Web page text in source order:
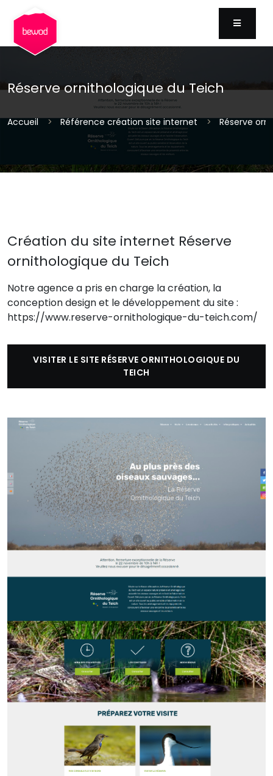
MENU
Réserve ornithologique du Teich
Accueil Référence création site internet Réserve
Création du site internet Réserve
ornithologique du Teich
Notre agence a pris en charge la création, la
conception design et le développement du site :
https://www.reserve-ornithologique-du-teich.com/
VISITER LE SITE RÉSERVE ORNITHOLOGIQUE DU
TEICH